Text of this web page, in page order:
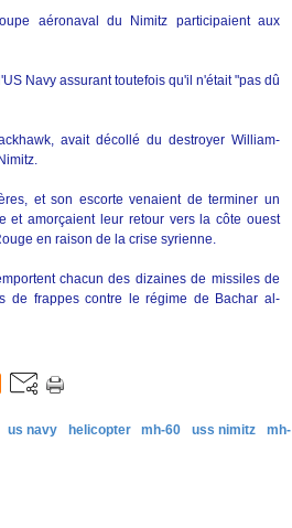
aéronaval du Nimitz participaient aux
Navy assurant toutefois qu'il n'était "pas dû
avait décollé du destroyer William-
et son escorte venaient de terminer un
et amorçaient leur retour vers la côte ouest
en raison de la crise syrienne.
chacun des dizaines de missiles de
de frappes contre le régime de Bachar al-
us navy helicopter mh-60 uss nimitz
mh-